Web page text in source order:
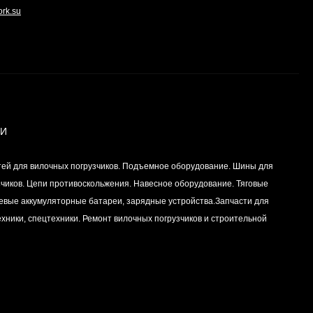
для вилочных погрузчиков. Подъемное оборудование. Шины для
Цепи противоскольжения. Навесное оборудование. Тяговые
аккумуляторные батареи, зарядные устройства.Запчасти для
спецтехники. Ремонт вилочных погрузчиков и строительной